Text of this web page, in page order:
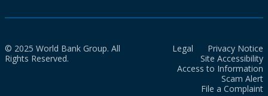
© 2025 World Bank Group. All
Rights Reserved.
Legal
Privacy Notice
Site Accessibility
Access to Information
Scam Alert
File a Complaint